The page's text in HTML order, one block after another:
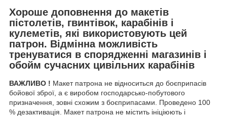
Хороше доповнення до макетів
пістолетів, гвинтівок, карабінів і
кулеметів, які використовують цей
патрон. Відмінна можливість
тренуватися в спорядженні магазинів і
обойм сучасних цивільних карабінів
ВАЖЛИВО ! Макет патрона не відноситься до боєприпасів
бойової зброї, а є виробом господарсько-побутового
призначення, зовні схожим з боєприпасами. Проведено 100
% дезактивація. Макет патрона не містить ініціюють і